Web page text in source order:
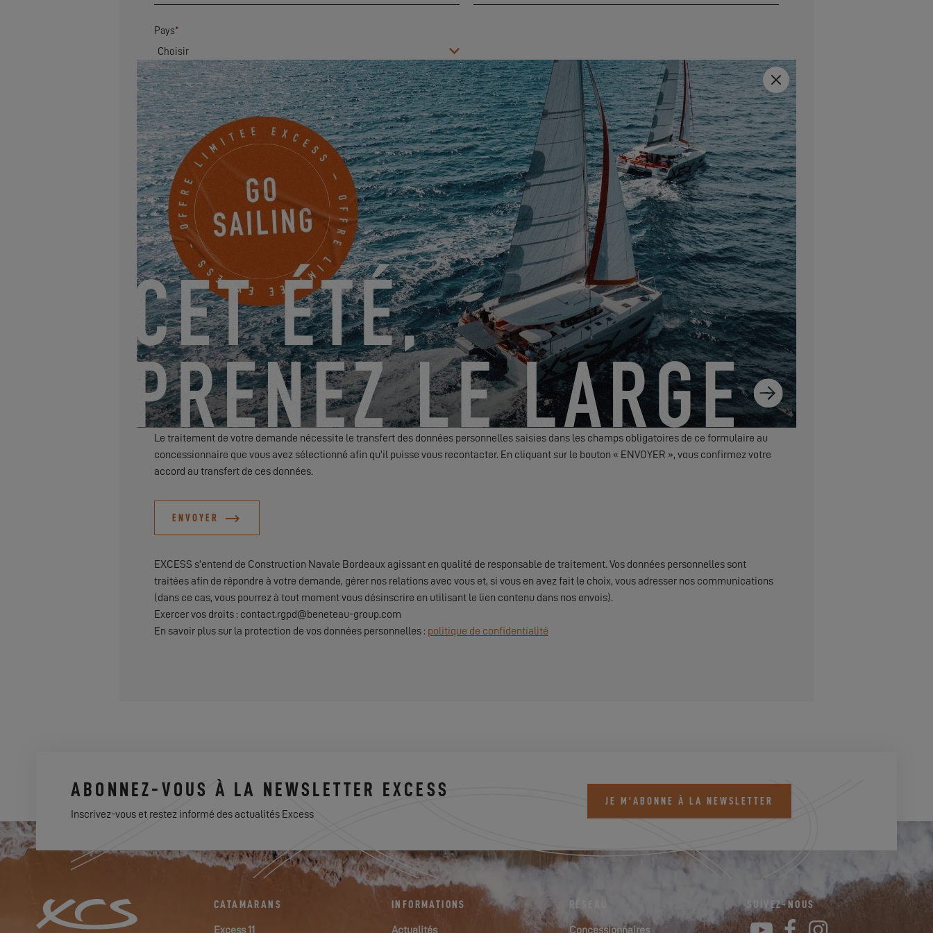
Pays*
Code postal* Ville*
Adresse
Email * Mobile
Quelque chose à nous partager ?
Je souhaite être tenu informé des actualités, évènements et offres d'EXCESS par voie électronique.
Friendly Captcha
Le traitement de votre demande nécessite le transfert des données personnelles saisies dans les champs obligatoires de ce formulaire au
concessionnaire que vous avez sélectionné afin qu’il puisse vous recontacter. En cliquant sur le bouton « ENVOYER », vous confirmez votre
accord au transfert de ces données.
ENVOYER
EXCESS s’entend de Construction Navale Bordeaux agissant en qualité de responsable de traitement. Vos données personnelles sont
traitées afin de répondre à votre demande, gérer nos relations avec vous et, si vous en avez fait le choix, vous adresser nos communications
(dans ce cas, vous pourrez à tout moment vous désinscrire en utilisant le lien contenu dans nos envois).
Exercer vos droits : contact.rgpd@beneteau-group.com
En savoir plus sur la protection de vos données personnelles : politique de confidentialité
ABONNEZ-VOUS À LA NEWSLETTER EXCESS
Inscrivez-vous et restez informé des actualités Excess
JE M'ABONNE À LA NEWSLETTER
CATAMARANS
Excess 11
INFORMATIONS
Actualités
RÉSEAU
Concessionnaires
SUIVEZ-NOUS
Fermer